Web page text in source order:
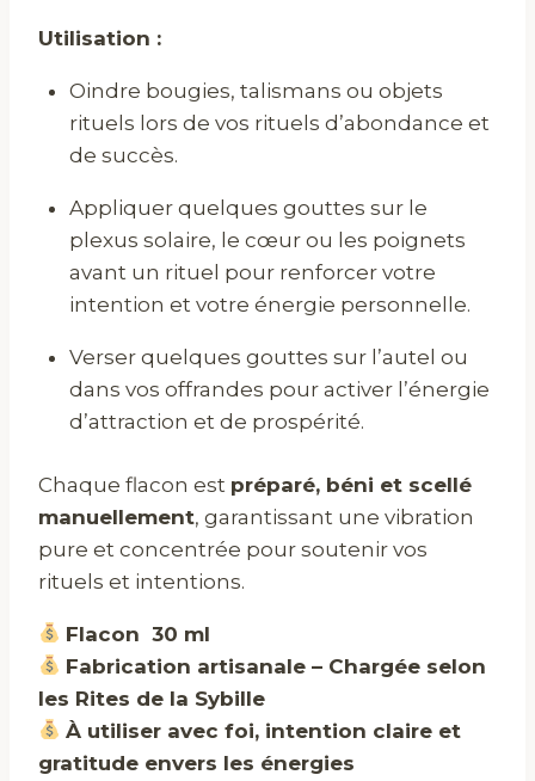
Utilisation :
Oindre bougies, talismans ou objets
rituels lors de vos rituels d’abondance et
de succès.
Appliquer quelques gouttes sur le
plexus solaire, le cœur ou les poignets
avant un rituel pour renforcer votre
intention et votre énergie personnelle.
Verser quelques gouttes sur l’autel ou
dans vos offrandes pour activer l’énergie
d’attraction et de prospérité.
Chaque flacon est préparé, béni et scellé
manuellement, garantissant une vibration
pure et concentrée pour soutenir vos
rituels et intentions.
Flacon 30 ml
Fabrication artisanale – Chargée selon
les Rites de la Sybille
À utiliser avec foi, intention claire et
gratitude envers les énergies